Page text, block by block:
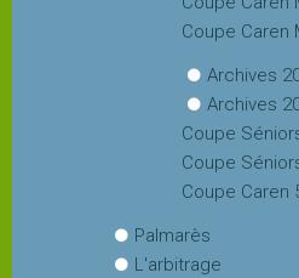
Coupe Caren
Archives
Archives
Coupe
Coupe
Coupe Caren
Palmarès
L'arbitrage